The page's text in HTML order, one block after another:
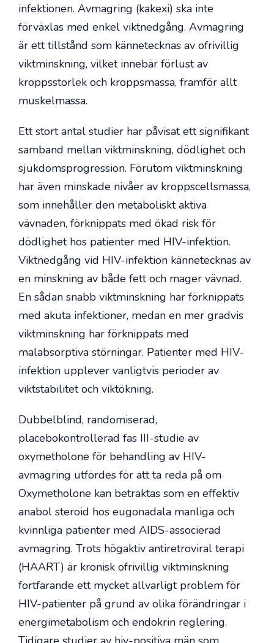
infektionen. Avmagring (kakexi) ska inte
förväxlas med enkel viktnedgång. Avmagring
är ett tillstånd som kännetecknas av ofrivillig
viktminskning, vilket innebär förlust av
kroppsstorlek och kroppsmassa, framför allt
muskelmassa.
Ett stort antal studier har påvisat ett signifikant
samband mellan viktminskning, dödlighet och
sjukdomsprogression. Förutom viktminskning
har även minskade nivåer av kroppscellsmassa,
som innehåller den metaboliskt aktiva
vävnaden, förknippats med ökad risk för
dödlighet hos patienter med HIV-infektion.
Viktnedgång vid HIV-infektion kännetecknas av
en minskning av både fett och mager vävnad.
En sådan snabb viktminskning har förknippats
med akuta infektioner, medan en mer gradvis
viktminskning har förknippats med
malabsorptiva störningar. Patienter med HIV-
infektion upplever vanligtvis perioder av
viktstabilitet och viktökning.
Dubbelblind, randomiserad,
placebokontrollerad fas III-studie av
oxymetholone för behandling av HIV-
avmagring utfördes för att ta reda på om
Oxymetholone kan betraktas som en effektiv
anabol steroid hos eugonadala manliga och
kvinnliga patienter med AIDS-associerad
avmagring. Trots högaktiv antiretroviral terapi
(HAART) är kronisk ofrivillig viktminskning
fortfarande ett mycket allvarligt problem för
HIV-patienter på grund av olika förändringar i
energimetabolism och endokrin reglering.